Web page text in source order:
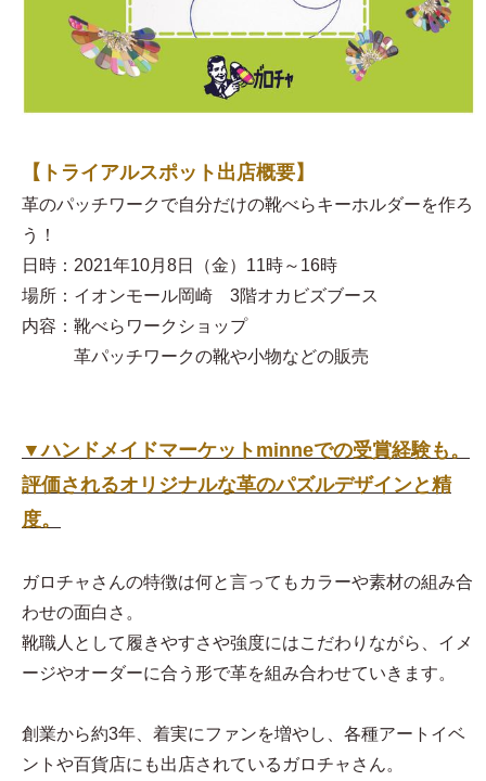
【トライアルスポット出店概要】
革のパッチワークで自分だけの靴べらキーホルダーを作ろ
う！
日時：2021年10月8日（金）11時～16時
場所：イオンモール岡崎 3階オカビズブース
内容：靴べらワークショップ
革パッチワークの靴や小物などの販売
▼ハンドメイドマーケットminneでの受賞経験も。
評価されるオリジナルな革のパズルデザインと精
度。
ガロチャさんの特徴は何と言ってもカラーや素材の組み合
わせの面白さ。
靴職人として履きやすさや強度にはこだわりながら、イメ
ージやオーダーに合う形で革を組み合わせていきます。
創業から約3年、着実にファンを増やし、各種アートイベ
ントや百貨店にも出店されているガロチャさん。